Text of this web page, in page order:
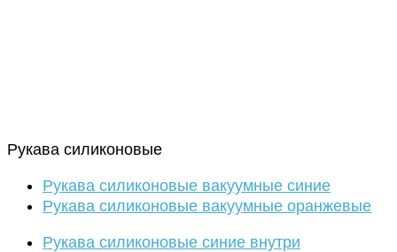
Рукава силиконовые
Рукава силиконовые вакуумные синие
Рукава силиконовые вакуумные оранжевые
Рукава силиконовые синие внутри